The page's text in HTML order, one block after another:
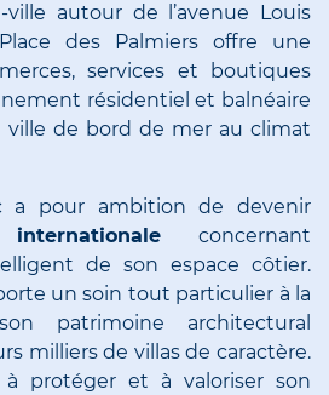
autour de l’avenue Louis
des Palmiers offre une
services et boutiques
résidentiel et balnéaire
de bord de mer au climat
a pour ambition de devenir
concernant
de son espace côtier.
un soin tout particulier à la
patrimoine architectural
milliers de villas de caractère.
à protéger et à valoriser son